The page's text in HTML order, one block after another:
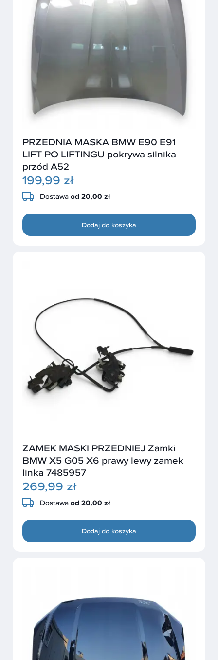
PRZEDNIA MASKA BMW E90 E91
LIFT PO LIFTINGU pokrywa silnika
przód A52
199,99 zł
Dostawa od 20,00 zł
Dodaj do koszyka
ZAMEK MASKI PRZEDNIEJ Zamki
BMW X5 G05 X6 prawy lewy zamek
linka 7485957
269,99 zł
Dostawa od 20,00 zł
Dodaj do koszyka